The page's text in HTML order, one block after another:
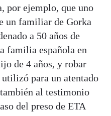
por ejemplo, que uno
un familiar de Gorka
a 50 años de
familia española en
de 4 años, y robar
utilizó para un atentado
al testimonio
del preso de ETA